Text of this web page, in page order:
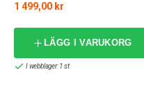
1 499,00 kr
LÄGG I VARUKORG
I webblager: 1 st